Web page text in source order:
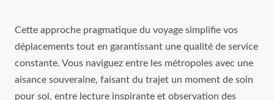
Cette approche pragmatique du voyage simplifie vos
déplacements tout en garantissant une qualité de service
constante. Vous naviguez entre les métropoles avec une
aisance souveraine, faisant du trajet un moment de soin
pour soi, entre lecture inspirante et observation des